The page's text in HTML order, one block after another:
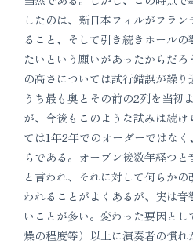
したのは、新日本フィルがフラ
ること、そして引き続きホール
たいという願いがあったからだ
の高さについては試行錯誤が繰
うち最も奥とその前の2列を当初
が、今後もこのような試みは続
ては1年2年でのオーダーではな
らである。オープン後数年経つ
と言われ、それに対して何らか
われることがよくあるが、実は
いことが多い。変わった要因と
燥の程度等）以上に演奏者の慣